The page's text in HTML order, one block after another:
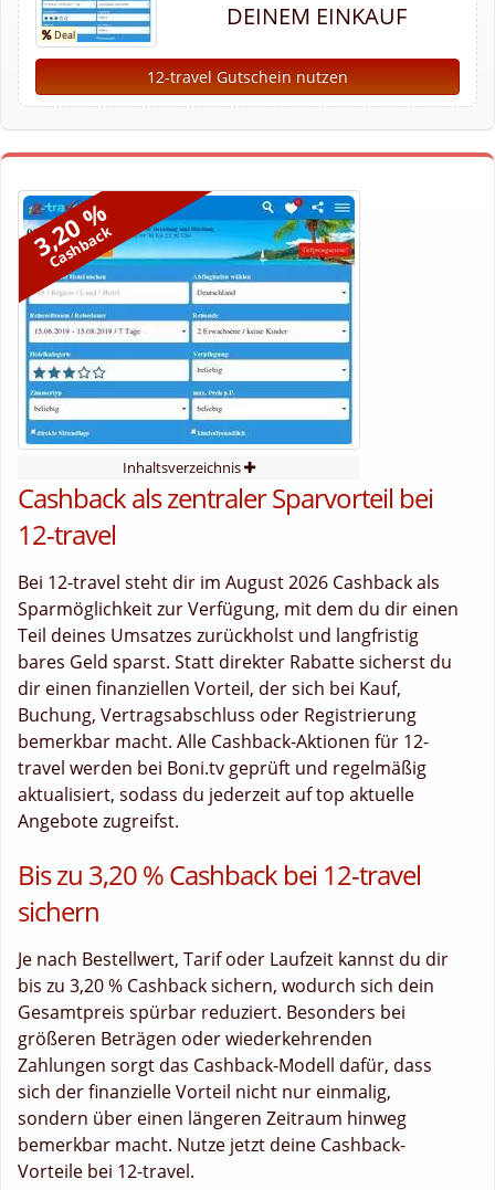
DEINEM EINKAUF
12-travel Gutschein nutzen
3,20 %
Cashback
Inhaltsverzeichnis
Cashback als zentraler Sparvorteil bei
12-travel
Bei 12-travel steht dir im August 2026 Cashback als
Sparmöglichkeit zur Verfügung, mit dem du dir einen
Teil deines Umsatzes zurückholst und langfristig
bares Geld sparst. Statt direkter Rabatte sicherst du
dir einen finanziellen Vorteil, der sich bei Kauf,
Buchung, Vertragsabschluss oder Registrierung
bemerkbar macht. Alle Cashback-Aktionen für 12-
travel werden bei Boni.tv geprüft und regelmäßig
aktualisiert, sodass du jederzeit auf top aktuelle
Angebote zugreifst.
Bis zu 3,20 % Cashback bei 12-travel
sichern
Je nach Bestellwert, Tarif oder Laufzeit kannst du dir
bis zu 3,20 % Cashback sichern, wodurch sich dein
Gesamtpreis spürbar reduziert. Besonders bei
größeren Beträgen oder wiederkehrenden
Zahlungen sorgt das Cashback-Modell dafür, dass
sich der finanzielle Vorteil nicht nur einmalig,
sondern über einen längeren Zeitraum hinweg
bemerkbar macht. Nutze jetzt deine Cashback-
Vorteile bei 12-travel.